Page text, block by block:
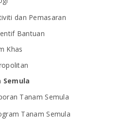
dan Pemasaran
Bantuan
Khas
Semula
Tanam Semula
Tanam Semula